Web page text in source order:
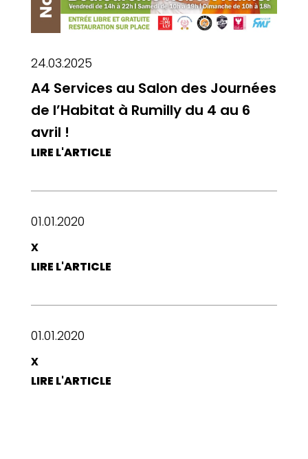
24.03.2025
A4 Services au Salon des Journées
de l’Habitat à Rumilly du 4 au 6
avril !
LIRE L'ARTICLE
01.01.2020
x
LIRE L'ARTICLE
01.01.2020
x
LIRE L'ARTICLE